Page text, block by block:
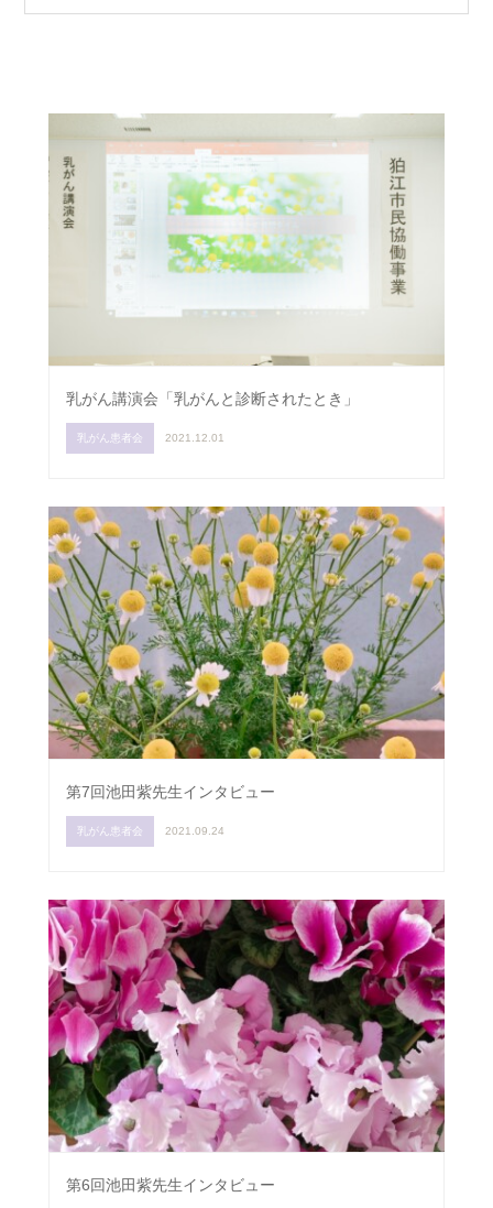
乳がん講演会「乳がんと診断されたとき」
乳がん患者会 2021.12.01
第7回池田紫先生インタビュー
乳がん患者会 2021.09.24
第6回池田紫先生インタビュー